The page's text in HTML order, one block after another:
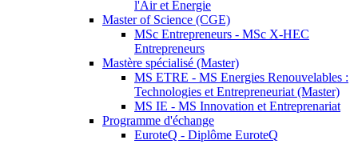
l'Air et Energie
Master of Science (CGE)
MSc Entrepreneurs - MSc X-HEC
Entrepreneurs
Mastère spécialisé (Master)
MS ETRE - MS Energies Renouvelables :
Technologies et Entrepreneuriat (Master)
MS IE - MS Innovation et Entreprenariat
Programme d'échange
EuroteQ - Diplôme EuroteQ